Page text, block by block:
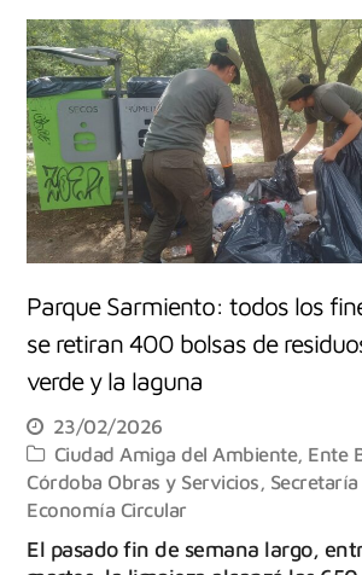
Parque Sarmiento: todos los
se retiran 400 bolsas de
verde y la laguna
23/02/2026
Ciudad Amiga del Ambiente, Ente
Córdoba Obras y Servicios,
Economía Circular
El pasado fin de semana largo,